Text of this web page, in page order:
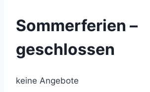
Sommerferien –
geschlossen
keine Angebote